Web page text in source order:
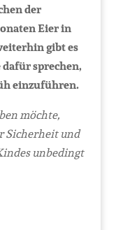
der
Eier in
gibt es
sprechen,
einzuführen.
möchte,
Sicherheit und
unbedingt